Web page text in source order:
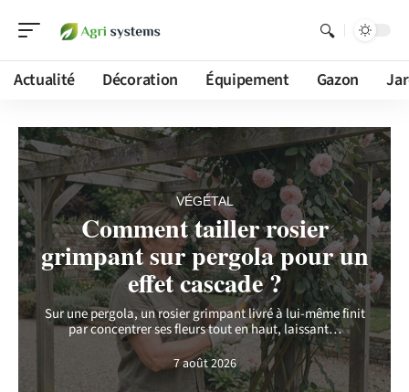
Actualité Décoration Équipement Gazon
VÉGÉTAL
Comment tailler rosier
grimpant sur pergola pour un
effet cascade ?
Sur une pergola, un rosier grimpant livré à lui-même finit
par concentrer ses fleurs tout en haut, laissant…
7 août 2026